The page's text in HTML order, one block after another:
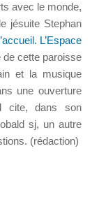
avec le monde,
jésuite Stephan
L’Espace
de cette paroisse
et la musique
une ouverture
cite, dans son
sj, un autre
(rédaction)